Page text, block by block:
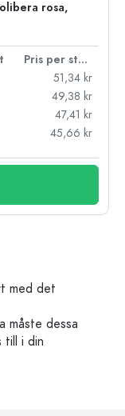
rosa,
Pris per styck
51,34 kr
49,38 kr
47,41 kr
45,66 kr
med det
måste dessa
till i din